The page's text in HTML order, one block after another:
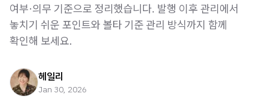
여부·의무 기준으로 정리했습니다. 발행 이후 관리에서
놓치기 쉬운 포인트와 볼타 기준 관리 방식까지 함께
확인해 보세요.
헤일리
Jan 30, 2026